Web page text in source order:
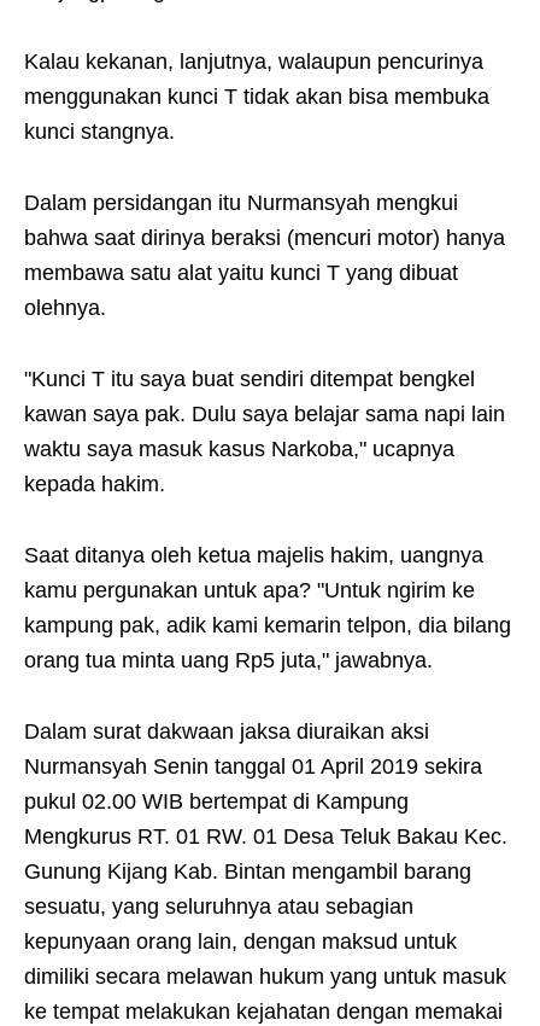
Kalau kekanan, lanjutnya, walaupun pencurinya
menggunakan kunci T tidak akan bisa membuka
kunci stangnya.
Dalam persidangan itu Nurmansyah mengkui
bahwa saat dirinya beraksi (mencuri motor) hanya
membawa satu alat yaitu kunci T yang dibuat
olehnya.
"Kunci T itu saya buat sendiri ditempat bengkel
kawan saya pak. Dulu saya belajar sama napi lain
waktu saya masuk kasus Narkoba," ucapnya
kepada hakim.
Saat ditanya oleh ketua majelis hakim, uangnya
kamu pergunakan untuk apa? "Untuk ngirim ke
kampung pak, adik kami kemarin telpon, dia bilang
orang tua minta uang Rp5 juta," jawabnya.
Dalam surat dakwaan jaksa diuraikan aksi
Nurmansyah Senin tanggal 01 April 2019 sekira
pukul 02.00 WIB bertempat di Kampung
Mengkurus RT. 01 RW. 01 Desa Teluk Bakau Kec.
Gunung Kijang Kab. Bintan mengambil barang
sesuatu, yang seluruhnya atau sebagian
kepunyaan orang lain, dengan maksud untuk
dimiliki secara melawan hukum yang untuk masuk
ke tempat melakukan kejahatan dengan memakai